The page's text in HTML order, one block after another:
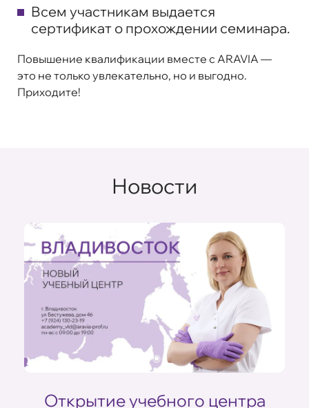
Всем участникам выдается
сертификат о прохождении семинара.
Повышение квалификации вместе с ARAVIA —
это не только увлекательно, но и выгодно.
Приходите!
Новости
Открытие учебного центра